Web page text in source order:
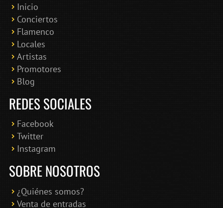
Inicio
Conciertos
Flamenco
Locales
Artistas
Promotores
Blog
REDES SOCIALES
Facebook
Twitter
Instagram
SOBRE NOSOTROS
¿Quiénes somos?
Venta de entradas